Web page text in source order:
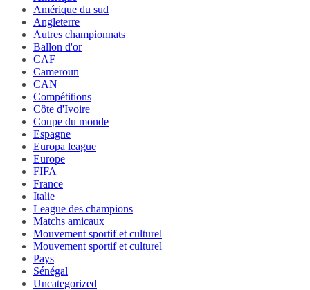
Amérique du sud
Angleterre
Autres championnats
Ballon d'or
CAF
Cameroun
CAN
Compétitions
Côte d'Ivoire
Coupe du monde
Espagne
Europa league
Europe
FIFA
France
Italie
League des champions
Matchs amicaux
Mouvement sportif et culturel
Mouvement sportif et culturel
Pays
Sénégal
Uncategorized